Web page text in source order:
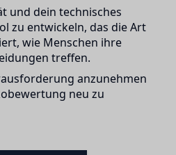
und dein technisches
zu entwickeln, das die Art
wie Menschen ihre
treffen.
anzunehmen
neu zu